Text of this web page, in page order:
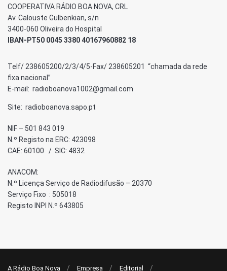
COOPERATIVA RÁDIO BOA NOVA, CRL
Av. Calouste Gulbenkian, s/n
3400-060 Oliveira do Hospital
IBAN-PT50 0045 3380 40167960882 18
Telf/ 238605200/2/3/4/5-Fax/ 238605201 “chamada da rede
fixa nacional”
E-mail: radioboanova1002@gmail.com
Site: radioboanova.sapo.pt
NIF – 501 843 019
N.º Registo na ERC: 423098
CAE: 60100 / SIC: 4832
ANACOM:
N.º Licença Serviço de Radiodifusão – 20370
Serviço Fixo : 505018
Registo INPI N.º 643805
A Rádio Boa Nova Empresa Editorial